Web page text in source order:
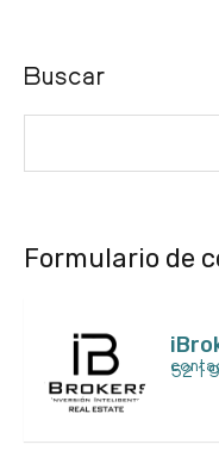
Buscar
Formulario de
52 1